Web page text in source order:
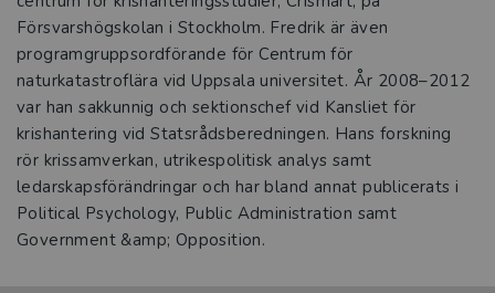
Försvarshögskolan i Stockholm. Fredrik är även
programgrupps­ordförande för Centrum för
naturkatastroflära vid Uppsala universitet. År 2008–2012
var han sakkunnig och sektionschef vid Kansliet för
krishantering vid Statsrådsberedningen. Hans forskning
rör krissamverkan, utrikespolitisk analys samt
ledarskapsförändringar och har bland annat publicerats i
Political ­Psychology, Public Administration samt
Government &amp; Opposition.